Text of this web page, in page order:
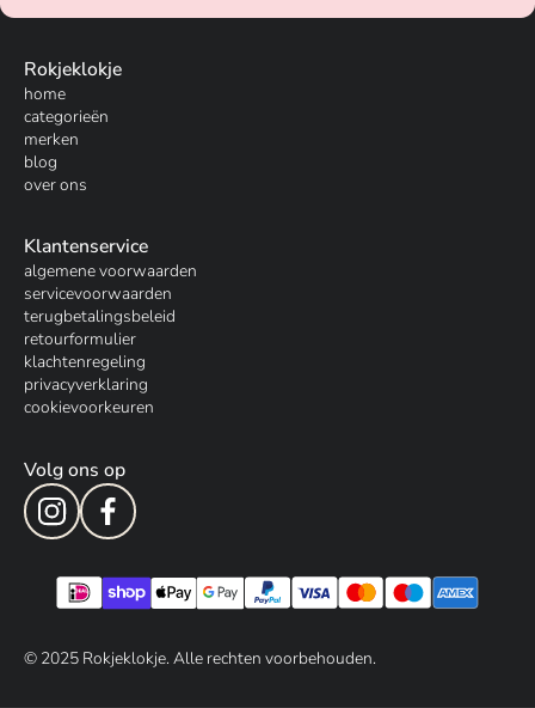
Rokjeklokje
home
categorieën
merken
blog
over ons
Klantenservice
algemene voorwaarden
servicevoorwaarden
terugbetalingsbeleid
retourformulier
klachtenregeling
privacyverklaring
cookievoorkeuren
Volg ons op
© 2025Rokjeklokje. Alle rechten voorbehouden.